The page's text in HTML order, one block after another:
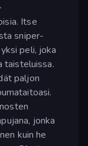
Itse
sniper-
peli, joka
taisteluissa.
paljon
jonka
kuin he